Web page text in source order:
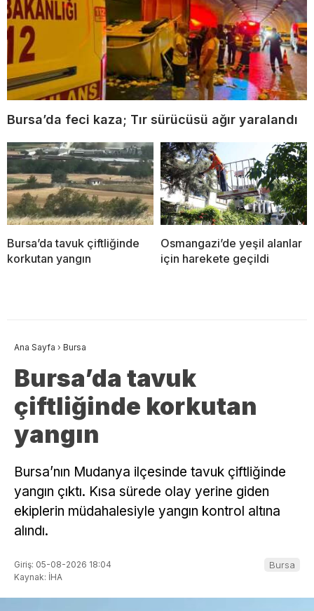
Bursa’da feci kaza; Tır sürücüsü ağır yaralandı
Bursa’da tavuk çiftliğinde
korkutan yangın
Osmangazi’de yeşil alanlar
için harekete geçildi
Ana Sayfa › Bursa
Bursa’da tavuk
çiftliğinde korkutan
yangın
Bursa’nın Mudanya ilçesinde tavuk çiftliğinde
yangın çıktı. Kısa sürede olay yerine giden
ekiplerin müdahalesiyle yangın kontrol altına
alındı.
Giriş: 05-08-2026 18:04
Kaynak: İHA
Bursa